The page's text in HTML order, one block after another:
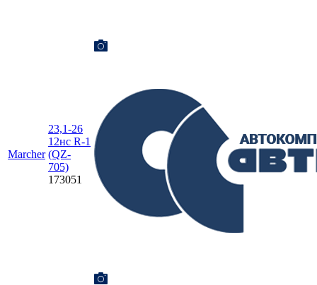
Marcher
23,1-26
12нс R-1
(QZ-
705)
173051